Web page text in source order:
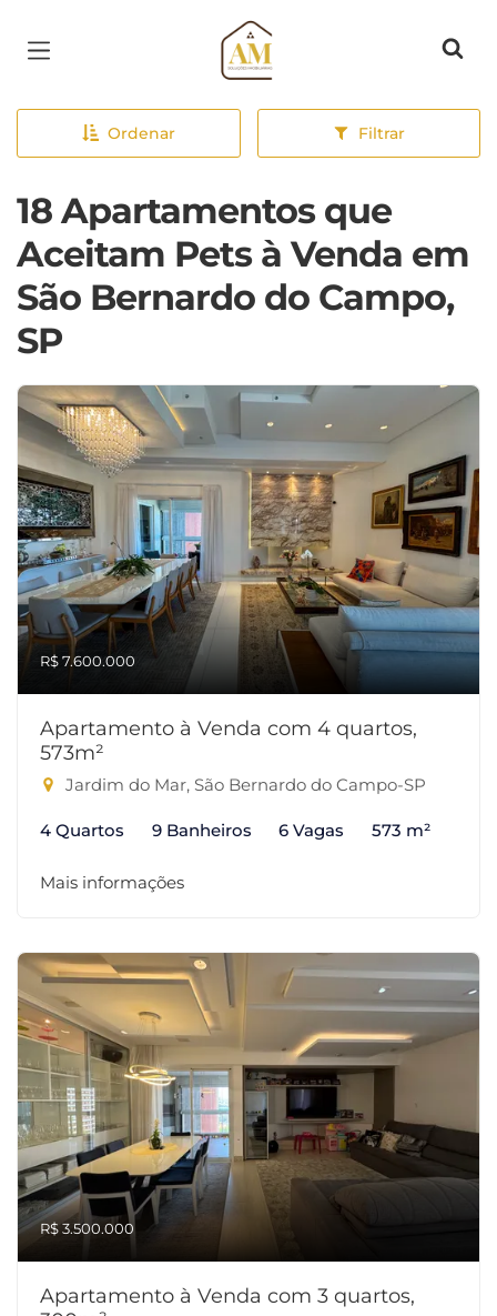
Página inicial
Ordenar Filtrar
18 Apartamentos que
Aceitam Pets à Venda em
São Bernardo do Campo,
SP
R$ 7.600.000
Apartamento à Venda com 4 quartos,
573m²
Jardim do Mar, São Bernardo do Campo-SP
4 Quartos 9 Banheiros 6 Vagas 573 m²
Mais informações
R$ 3.500.000
Apartamento à Venda com 3 quartos,